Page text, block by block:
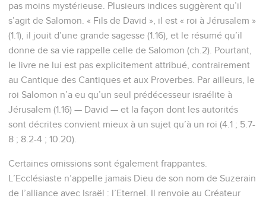
pas moins mystérieuse. Plusieurs indices suggèrent qu’il
s’agit de Salomon. « Fils de David », il est « roi à Jérusalem »
(1.1), il jouit d’une grande sagesse (1.16), et le résumé qu’il
donne de sa vie rappelle celle de Salomon (ch.2). Pourtant,
le livre ne lui est pas explicitement attribué, contrairement
au Cantique des Cantiques et aux Proverbes. Par ailleurs, le
roi Salomon n’a eu qu’un seul prédécesseur israélite à
Jérusalem (1.16) — David — et la façon dont les autorités
sont décrites convient mieux à un sujet qu’à un roi (4.1 ; 5.7-
8 ; 8.2-4 ; 10.20).
Certaines omissions sont également frappantes.
L’Ecclésiaste n’appelle jamais Dieu de son nom de Suzerain
de l’alliance avec Israël : l’Eternel. Il renvoie au Créateur